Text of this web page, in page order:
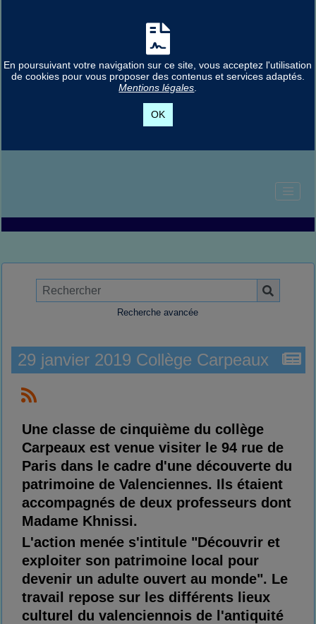
En poursuivant votre navigation sur ce site, vous acceptez l'utilisation
de cookies pour vous proposer des contenus et services adaptés.
Mentions légales
OK
Recherche avancée
29 janvier 2019 Collège Carpeaux
Une classe de cinquième du collège
Carpeaux est venue visiter le 94 rue de
Paris dans le cadre d'une découverte du
patrimoine de Valenciennes. Ils étaient
accompagnés de deux professeurs dont
Madame Khnissi.
L'action menée s'intitule "Découvrir et
exploiter son patrimoine local pour
devenir un adulte ouvert au monde". Le
travail repose sur les différents lieux
culturel du valenciennois de l'antiquité